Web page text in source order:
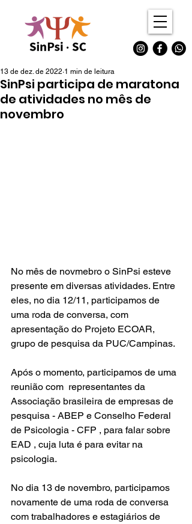
SinPsi participa de maratona
de atividades no mês de
novembro
13 de dez. de 2022 1 min de leitura
No mês de novmebro o SinPsi esteve
presente em diversas atividades. Entre
eles, no dia 12/11, participamos de
uma roda de conversa, com
apresentação do Projeto ECOAR,
grupo de pesquisa da PUC/Campinas.
Após o momento, participamos de uma
reunião com  representantes da
Associação brasileira de empresas de
pesquisa - ABEP e Conselho Federal
de Psicologia - CFP , para falar sobre
EAD , cuja luta é para evitar na
psicologia.
No dia 13 de novembro, participamos
novamente de uma roda de conversa
com trabalhadores e estagiários de